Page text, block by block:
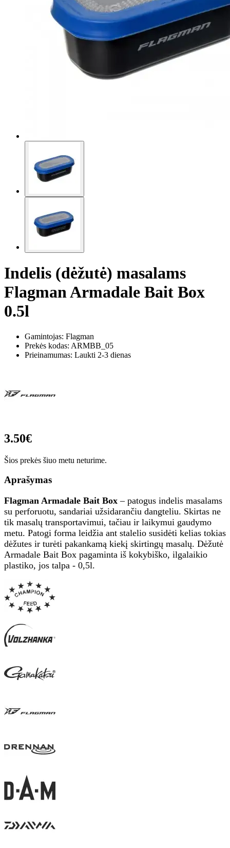
Indelis (dėžutė) masalams
Flagman Armadale Bait Box
0.5l
Gamintojas: Flagman
Prekės kodas: ARMBB_05
Prieinamumas: Laukti 2-3 dienas
3.50€
Šios prekės šiuo metu neturime.
Aprašymas
Flagman Armadale Bait Box – patogus indelis masalams
su perforuotu, sandariai užsidarančiu dangteliu. Skirtas ne
tik masalų transportavimui, tačiau ir laikymui gaudymo
metu. Patogi forma leidžia ant stalelio susidėti kelias tokias
dėžutes ir turėti pakankamą kiekį skirtingų masalų. Dėžutė
Armadale Bait Box pagaminta iš kokybiško, ilgalaikio
plastiko, jos talpa - 0,5l.